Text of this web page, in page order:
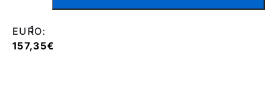
EURO:
157,35€